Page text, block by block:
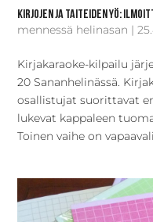
Kirjojen ja taiteiden yö:
mennessä helinasan |
Kirjakaraoke-kilpailu
20 Sananhelinässä.
osallistujat suorittavat
lukevat kappaleen
Toinen vaihe on